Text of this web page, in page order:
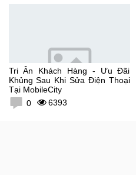
Tri Ân Khách Hàng - Ưu Đãi
Khủng Sau Khi Sửa Điện Thoại
Tại MobileCity
0
6393